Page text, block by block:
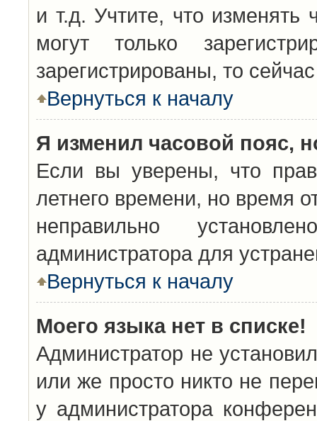
и т.д. Учтите, что изменять
могут только
зарегистрированы, то
Вернуться к началу
Я изменил часовой пояс,
Если вы уверены, что
летнего времени, но время
неправильно
администратора для
Вернуться к началу
Моего языка нет в списке!
Администратор не
или же просто никто не
у администратора